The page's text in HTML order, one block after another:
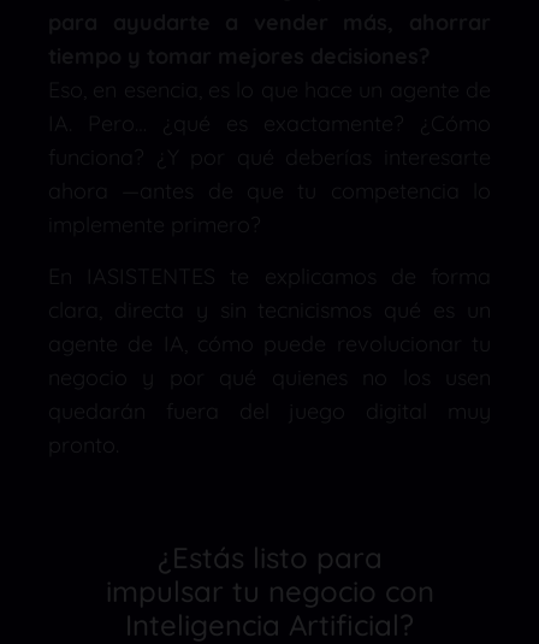
¿Estás listo para
impulsar tu negocio con
Inteligencia Artificial?